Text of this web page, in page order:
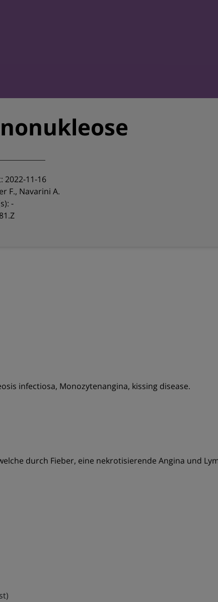
2022-11-16
F., Navarini A.
-
infectiosa, Monozytenangina, kissing disease.
durch Fieber, eine nekrotisierende Angina und